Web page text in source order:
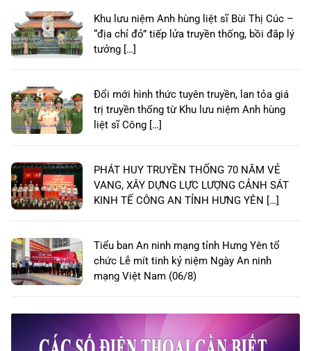
Khu lưu niệm Anh hùng liệt sĩ Bùi Thị Cúc –
“địa chỉ đỏ” tiếp lửa truyền thống, bồi đắp lý
tưởng […]
Đổi mới hình thức tuyên truyền, lan tỏa giá
trị truyền thống từ Khu lưu niệm Anh hùng
liệt sĩ Công […]
PHÁT HUY TRUYỀN THỐNG 70 NĂM VẺ
VANG, XÂY DỰNG LỰC LƯỢNG CẢNH SÁT
KINH TẾ CÔNG AN TỈNH HƯNG YÊN […]
Tiểu ban An ninh mạng tỉnh Hưng Yên tổ
chức Lễ mít tinh kỷ niệm Ngày An ninh
mạng Việt Nam (06/8)